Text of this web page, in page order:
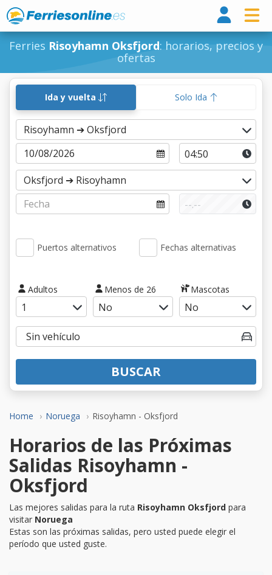
Ferries Risoyhamn Oksfjord: horarios, precios y
ofertas
Home Noruega Risoyhamn - Oksfjord
Ida y vuelta Solo Ida
Puertos alternativos Fechas alternativas
Adultos Menos de 26 Mascotas
BUSCAR
Horarios de las Próximas
Salidas Risoyhamn -
Oksfjord
Las mejores salidas para la ruta Risoyhamn Oksfjord para
visitar Noruega
Estas son las próximas salidas, pero usted puede elegir el
período que usted guste.